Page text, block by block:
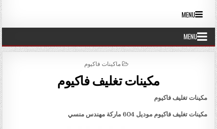
MENU
MENU
POSTED IN
ماكينات فاكيوم
مكينات تغليف فاكيوم
مكينات تغليف فاكيوم
مكينات تغليف فاكيوم موديل 604 ماركة مهندس منسي